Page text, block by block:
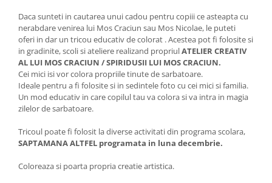
Daca sunteti in cautarea unui cadou pentru copiii ce asteapta cu
nerabdare venirea lui Mos Craciun sau Mos Nicolae, le puteti
oferi in dar un tricou educativ de colorat . Acestea pot fi folosite si
in gradinite, scoli si ateliere realizand propriulATELIER CREATIV
AL LUI MOS CRACIUN / SPIRIDUSII LUI MOS CRACIUN.
Cei mici isi vor colora propriile tinute de sarbatoare.
Ideale pentru a fi folosite si in sedintele foto cu cei mici si familia.
Un mod educativ in care copilul tau va colora si va intra in magia
zilelor de sarbatoare.
Tricoul poate fi folosit la diverse activitati din programa scolara,
SAPTAMANA ALTFEL programata in luna decembrie.
Coloreaza si poarta propria creatie artistica.